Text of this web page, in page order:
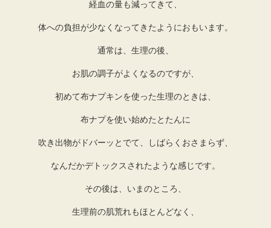
経血の量も減ってきて、
体への負担が少なくなってきたようにおもいます。
通常は、生理の後、
お肌の調子がよくなるのですが、
初めて布ナプキンを使った生理のときは、
布ナプを使い始めたとたんに
吹き出物がドバーッとでて、しばらくおさまらず、
なんだかデトックスされたような感じです。
その後は、いまのところ、
生理前の肌荒れもほとんどなく、